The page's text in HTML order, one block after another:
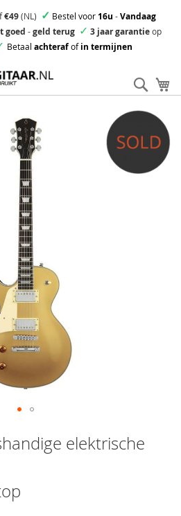
€49(NL) ✓ Bestel voor16u -Vandaag
goed -geld terug ✓ 3 jaar garantieop
Betaal achterafofin termijnen
elektrische